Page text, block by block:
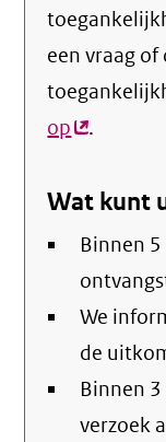
een vraag
op(externe
.
Wat kunt
Binnen
We
de
Binnen
verzoek